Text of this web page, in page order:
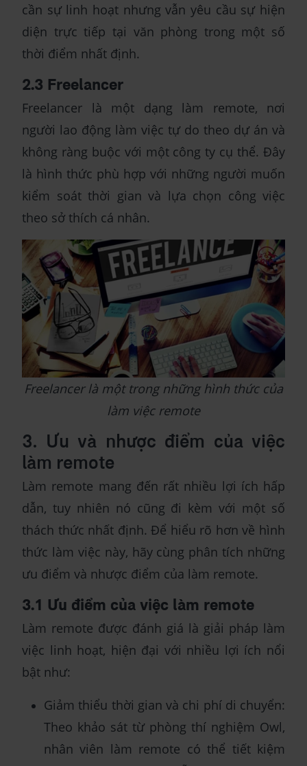
cần sự linh hoạt nhưng vẫn yêu cầu sự hiện
diện trực tiếp tại văn phòng trong một số
thời điểm nhất định.
2.3 Freelancer
Freelancer là một dạng làm remote, nơi
người lao động làm việc tự do theo dự án và
không ràng buộc với một công ty cụ thể. Đây
là hình thức phù hợp với những người muốn
kiểm soát thời gian và lựa chọn công việc
theo sở thích cá nhân.
Freelancer là một trong những hình thức của
làm việc remote
3. Ưu và nhược điểm của việc
làm remote
Làm remote mang đến rất nhiều lợi ích hấp
dẫn, tuy nhiên nó cũng đi kèm với một số
thách thức nhất định. Để hiểu rõ hơn về hình
thức làm việc này, hãy cùng phân tích những
ưu điểm và nhược điểm của làm remote.
3.1 Ưu điểm của việc làm remote
Làm remote được đánh giá là giải pháp làm
việc linh hoạt, hiện đại với nhiều lợi ích nổi
bật như:
Giảm thiểu thời gian và chi phí di chuyển:
Theo khảo sát từ phòng thí nghiệm Owl,
nhân viên làm remote có thể tiết kiệm